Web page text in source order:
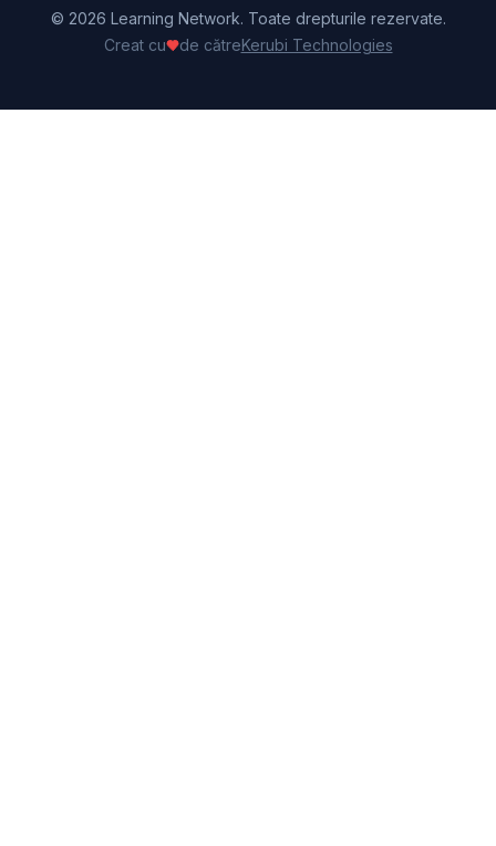
© 2026 Learning Network. Toate drepturile rezervate.
Creat cu
de cătreKerubi Technologies